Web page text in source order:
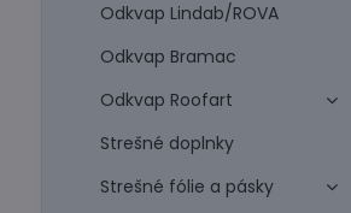
Odkvap Lindab/ROVA
Odkvap Bramac
Odkvap Roofart
Strešné doplnky
Strešné fólie a pásky